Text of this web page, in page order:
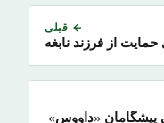
← قبلی
از فرزند نابغه
پیشگامان «داووس»